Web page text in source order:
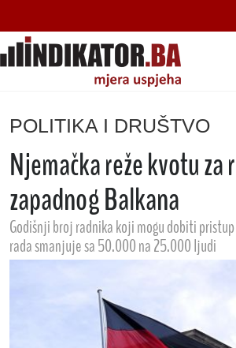
POLITIKA I DRUŠTVO
Njemačka reže kvotu za
zapadnog Balkana
Godišnji broj radnika koji mogu dobiti
rada smanjuje sa 50.000 na 25.000 ljudi